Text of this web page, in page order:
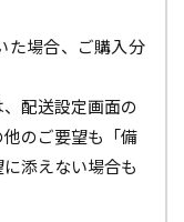
た場合、ご購入分
配送設定画面の
他のご要望も「備
添えない場合も